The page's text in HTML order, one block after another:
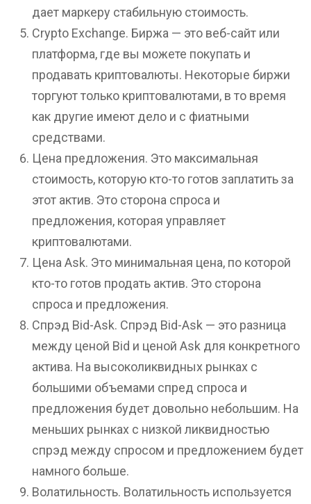
дает маркеру стабильную стоимость.
Crypto Exchange. Биржа — это веб-сайт или
платформа, где вы можете покупать и
продавать криптовалюты. Некоторые биржи
торгуют только криптовалютами, в то время
как другие имеют дело и с фиатными
средствами.
Цена предложения. Это максимальная
стоимость, которую кто-то готов заплатить за
этот актив. Это сторона спроса и
предложения, которая управляет
криптовалютами.
Цена Ask. Это минимальная цена, по которой
кто-то готов продать актив. Это сторона
спроса и предложения.
Спрэд Bid-Ask. Спрэд Bid-Ask — это разница
между ценой Bid и ценой Ask для конкретного
актива. На высоколиквидных рынках с
большими объемами спред спроса и
предложения будет довольно небольшим. На
меньших рынках с низкой ликвидностью
спрэд между спросом и предложением будет
намного больше.
Волатильность. Волатильность используется